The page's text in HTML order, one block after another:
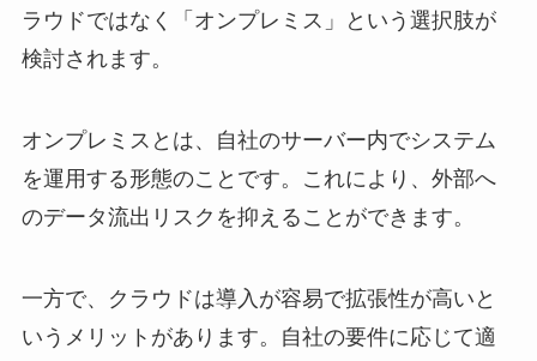
ラウドではなく「オンプレミス」という選択肢が
検討されます。
オンプレミスとは、自社のサーバー内でシステム
を運用する形態のことです。これにより、外部へ
のデータ流出リスクを抑えることができます。
一方で、クラウドは導入が容易で拡張性が高いと
いうメリットがあります。自社の要件に応じて適